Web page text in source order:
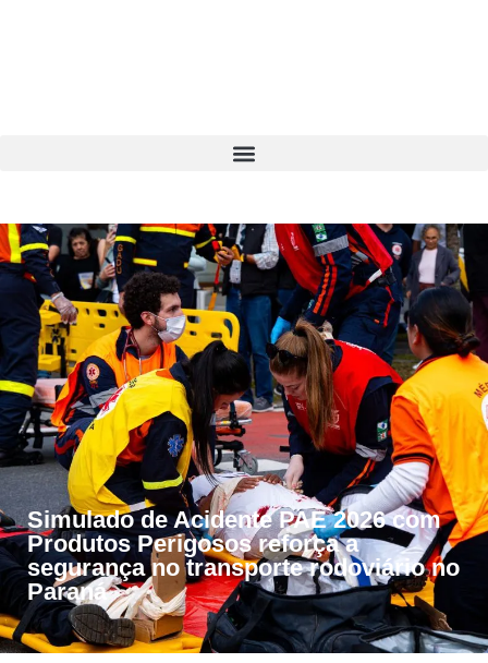
Simulado de Acidente PAE 2026 com
Produtos Perigosos reforça a
segurança no transporte rodoviário no
Paraná